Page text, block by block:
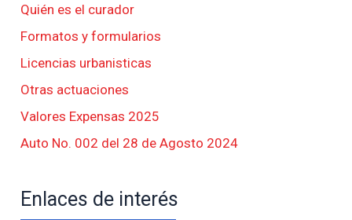
Quién es el curador
Formatos y formularios
Licencias urbanisticas
Otras actuaciones
Valores Expensas 2025
Auto No. 002 del 28 de Agosto 2024
Enlaces de interés